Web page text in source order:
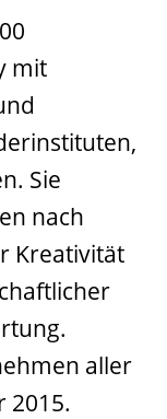
mit
Sie
nach
Kreativität
aller
2015.